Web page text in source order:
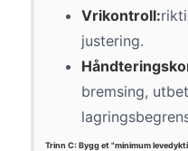
Vrikontroll:
justering.
bremsing,
Trinn C: Bygg et "minimum